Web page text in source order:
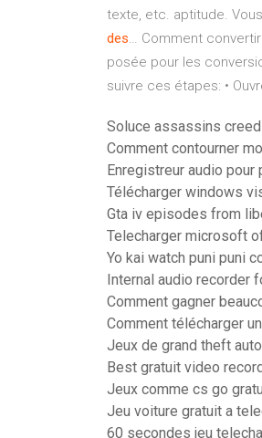
texte, etc. aptitude.
des… Comment
posée pour les
suivre ces étapes: •
Soluce assassins
Comment contourner
Enregistreur audio pour
Télécharger windows
Gta iv episodes from
Telecharger microsoft
Yo kai watch puni puni
Internal audio recorder
Comment gagner
Comment télécharger
Jeux de grand theft
Best gratuit video
Jeux comme cs go
Jeu voiture gratuit a
60 secondes jeu